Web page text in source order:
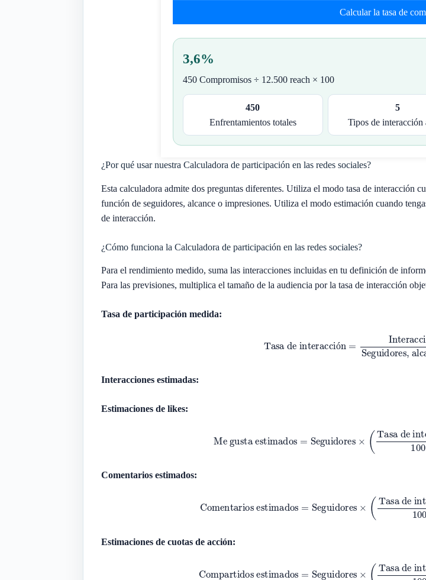
Calcular la tasa de
3,6%
450 Compromisos ÷ 12.500 reach × 100
450
Enfrentamientos totales
5
Tipos de interacción
¿Por qué usar nuestra Calculadora de participación en las redes sociales?
Esta calculadora admite dos preguntas diferentes. Utiliza el modo tasa de interacción
función de seguidores, alcance o impresiones. Utiliza el modo estimación cuando
de interacción.
¿Cómo funciona la Calculadora de participación en las redes sociales?
Para el rendimiento medido, suma las interacciones incluidas en tu definición de
Para las previsiones, multiplica el tamaño de la audiencia por la tasa de interacción
Tasa de participación medida:
ó
Interacciones totales
Interacciones estimadas:
Estimaciones de likes:
Tasa de
Comentarios estimados:
Tasa de
Estimaciones de cuotas de acción:
Tasa de